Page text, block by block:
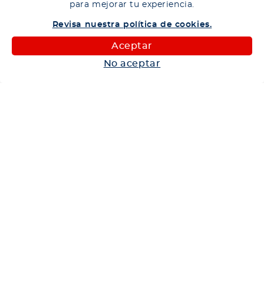
para mejorar tu experiencia.
Revisa nuestra política de cookies.
Aceptar
No aceptar